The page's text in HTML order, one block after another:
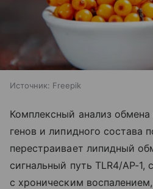
Источник: Freepik
Комплексный анализ
генов и липидного состава
перестраивает липидный
сигнальный путь TLR4/AP-1,
с хроническим